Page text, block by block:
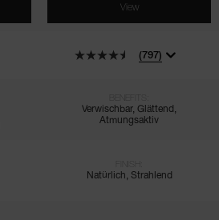
View
(797)
Verwischbar, Glättend,
Atmungsaktiv
Natürlich, Strahlend